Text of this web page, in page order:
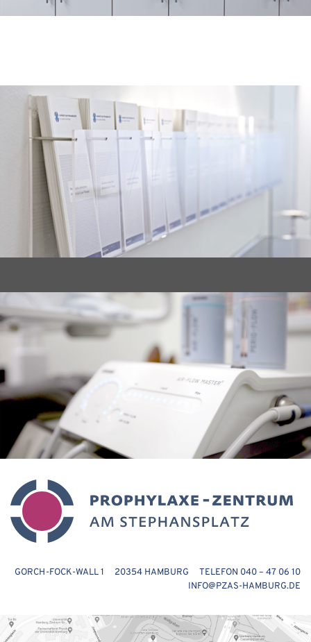
GORCH-FOCK-WALL 1 20354 HAMBURG TELEFON 040 – 47 06 10
INFO@PZAS-HAMBURG.DE